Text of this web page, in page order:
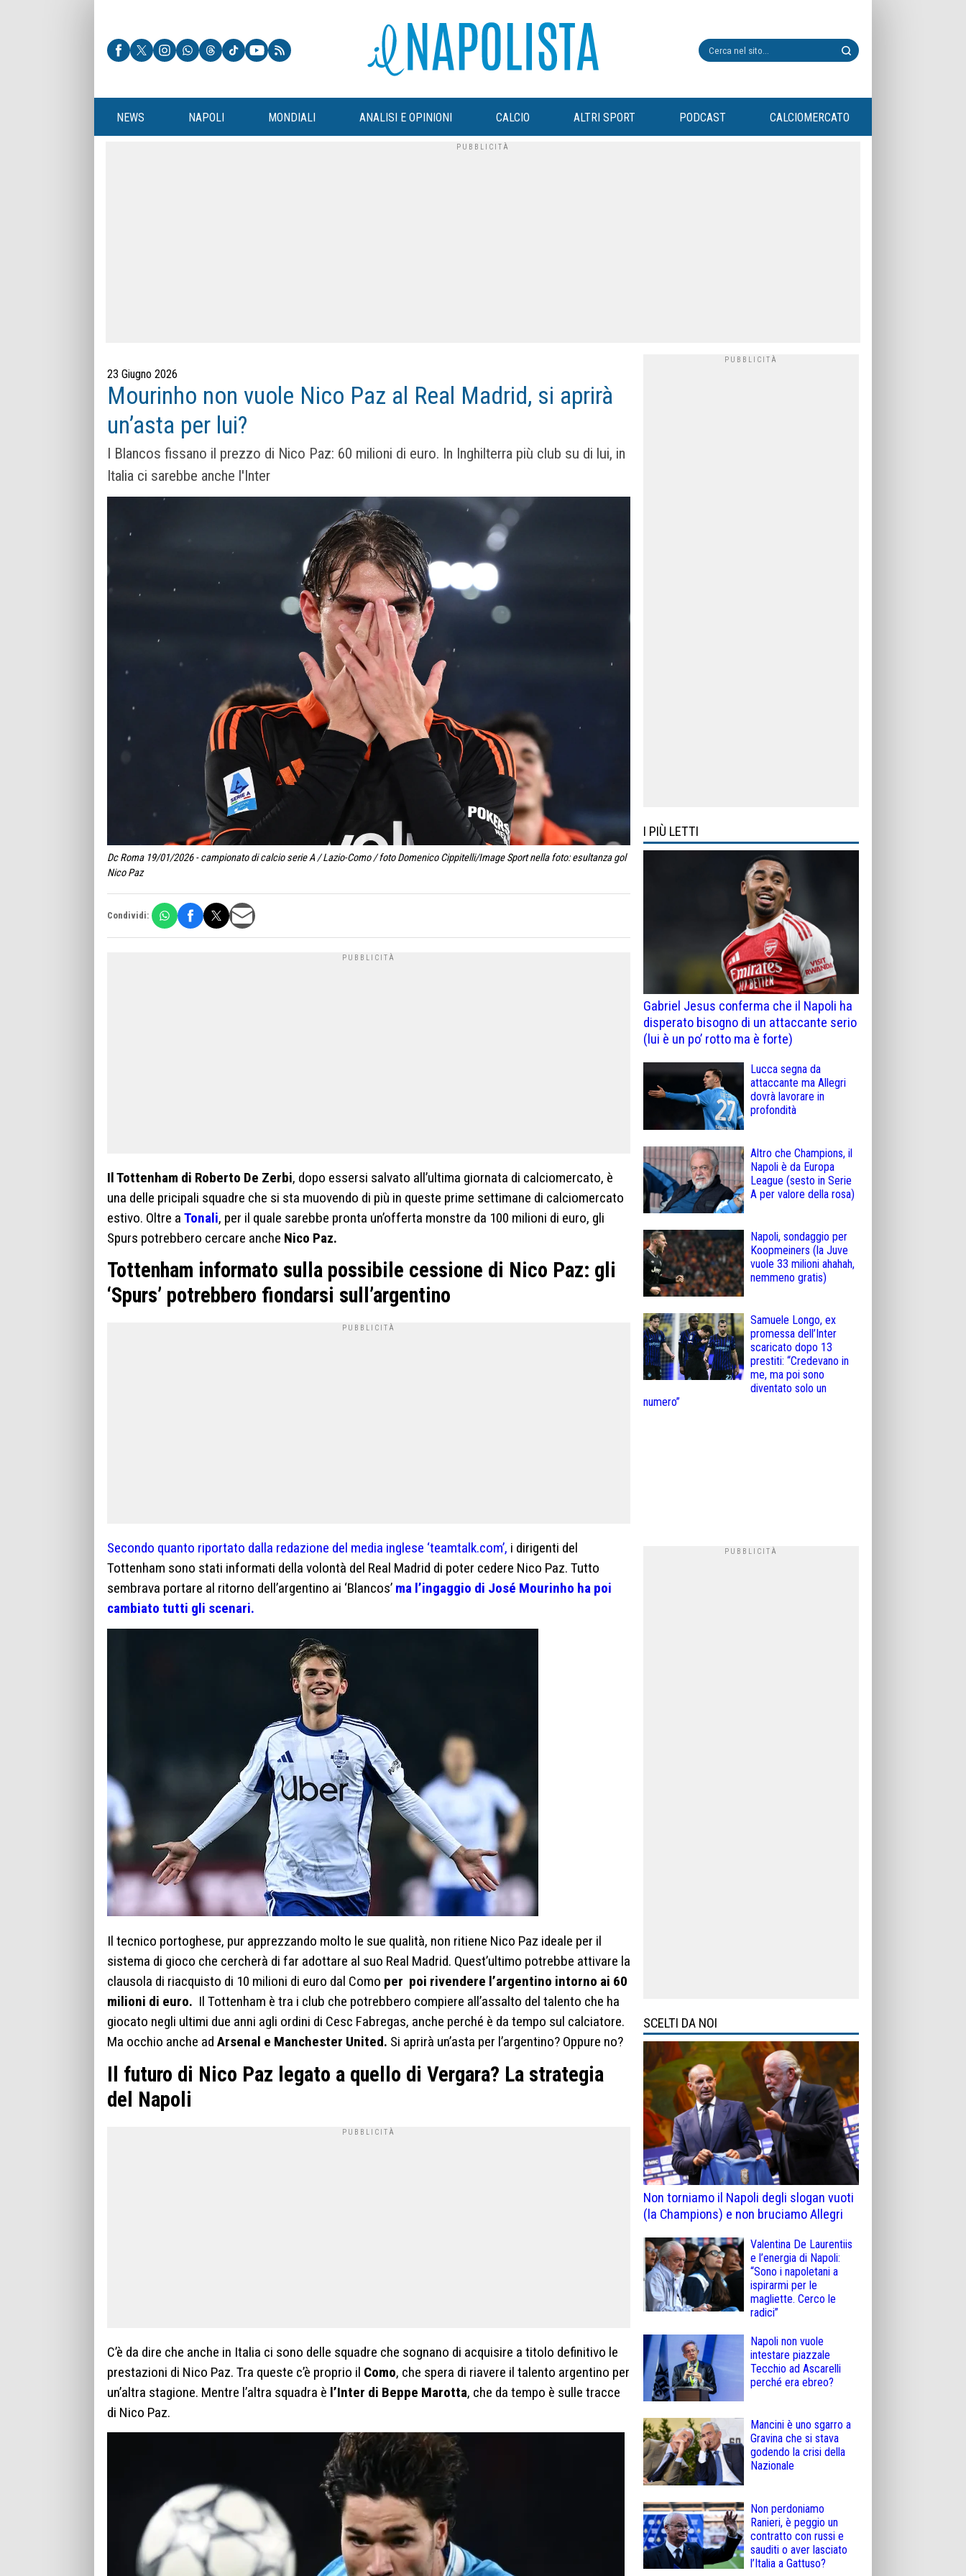
NEWS NAPOLI MONDIALI ANALISI E OPINIONI CALCIO ALTRI SPORT PODCAST CALCIOMERCATO
23 Giugno 2026
Mourinho non vuole Nico Paz al Real Madrid, si aprirà
un’asta per lui?
I Blancos fissano il prezzo di Nico Paz: 60 milioni di euro. In Inghilterra più club su di lui, in
Italia ci sarebbe anche l'Inter
Dc Roma 19/01/2026 - campionato di calcio serie A / Lazio-Como / foto Domenico Cippitelli/Image Sport nella foto: esultanza gol
Nico Paz
Condividi:
Il Tottenham di Roberto De Zerbi, dopo essersi salvato all’ultima giornata di calciomercato, è
una delle pricipali squadre che si sta muovendo di più in queste prime settimane di calciomercato
estivo. Oltre a Tonali, per il quale sarebbe pronta un’offerta monstre da 100 milioni di euro, gli
Spurs potrebbero cercare anche Nico Paz.
Tottenham informato sulla possibile cessione di Nico Paz: gli
‘Spurs’ potrebbero fiondarsi sull’argentino
Secondo quanto riportato dalla redazione del media inglese ‘teamtalk.com’, i dirigenti del
Tottenham sono stati informati della volontà del Real Madrid di poter cedere Nico Paz. Tutto
sembrava portare al ritorno dell’argentino ai ‘Blancos’ ma l’ingaggio di José Mourinho ha poi
cambiato tutti gli scenari.
Il tecnico portoghese, pur apprezzando molto le sue qualità, non ritiene Nico Paz ideale per il
sistema di gioco che cercherà di far adottare al suo Real Madrid. Quest’ultimo potrebbe attivare la
clausola di riacquisto di 10 milioni di euro dal Como per poi rivendere l’argentino intorno ai 60
milioni di euro. Il Tottenham è tra i club che potrebbero compiere all’assalto del talento che ha
giocato negli ultimi due anni agli ordini di Cesc Fabregas, anche perché è da tempo sul calciatore.
Ma occhio anche ad Arsenal e Manchester United. Si aprirà un’asta per l’argentino? Oppure no?
Il futuro di Nico Paz legato a quello di Vergara? La strategia
del Napoli
C’è da dire che anche in Italia ci sono delle squadre che sognano di acquisire a titolo definitivo le
prestazioni di Nico Paz. Tra queste c’è proprio il Como, che spera di riavere il talento argentino per
un’altra stagione. Mentre l’altra squadra è l’Inter di Beppe Marotta, che da tempo è sulle tracce
di Nico Paz.
I PIÙ LETTI
Gabriel Jesus conferma che il Napoli ha
disperato bisogno di un attaccante serio
(lui è un po’ rotto ma è forte)
Lucca segna da
attaccante ma Allegri
dovrà lavorare in
profondità
Altro che Champions, il
Napoli è da Europa
League (sesto in Serie
A per valore della rosa)
Napoli, sondaggio per
Koopmeiners (la Juve
vuole 33 milioni ahahah,
nemmeno gratis)
Samuele Longo, ex
promessa dell’Inter
scaricato dopo 13
prestiti: “Credevano in
me, ma poi sono
diventato solo un
numero”
SCELTI DA NOI
Non torniamo il Napoli degli slogan vuoti
(la Champions) e non bruciamo Allegri
Valentina De Laurentiis
e l’energia di Napoli:
“Sono i napoletani a
ispirarmi per le
magliette. Cerco le
radici”
Napoli non vuole
intestare piazzale
Tecchio ad Ascarelli
perché era ebreo?
Mancini è uno sgarro a
Gravina che si stava
godendo la crisi della
Nazionale
Non perdoniamo
Ranieri, è peggio un
contratto con russi e
sauditi o aver lasciato
l’Italia a Gattuso?